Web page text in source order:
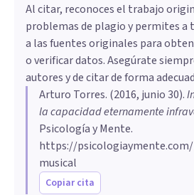
Al citar, reconoces el trabajo
problemas de plagio y permites a
a las fuentes originales para
o verificar datos. Asegúrate
autores y de citar de forma
Arturo Torres. (2016, junio 30).
la capacidad eternamente
Psicología y Mente.
https://
musical
Copiar cita